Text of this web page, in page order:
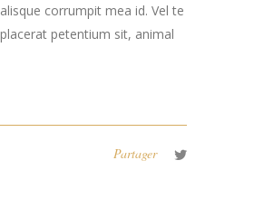
corrumpit mea id. Vel te
petentium sit, animal
Partager